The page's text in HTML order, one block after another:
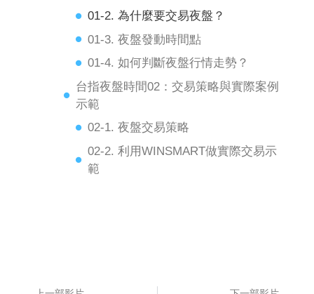
01-2. 為什麼要交易夜盤？
01-3. 夜盤發動時間點
01-4. 如何判斷夜盤行情走勢？
台指夜盤時間02：交易策略與實際案例
示範
02-1. 夜盤交易策略
02-2. 利用WINSMART做實際交易示
範